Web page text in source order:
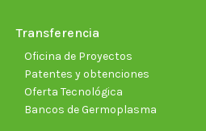
Transferencia
Oficina de Proyectos
Patentes y obtenciones
Oferta Tecnológica
Bancos de Germoplasma